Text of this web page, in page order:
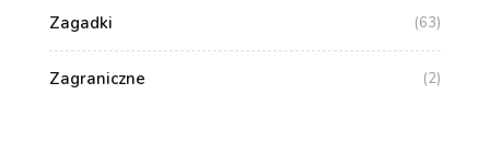
Zagadki (63)
Zagraniczne (2)